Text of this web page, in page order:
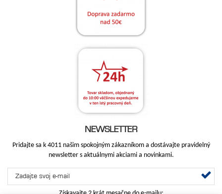
NEWSLETTER
Pridajte sa k 4011 našim spokojným zákazníkom a dostávajte pravidelný
newsletter s aktuálnymi akciami a novinkami.